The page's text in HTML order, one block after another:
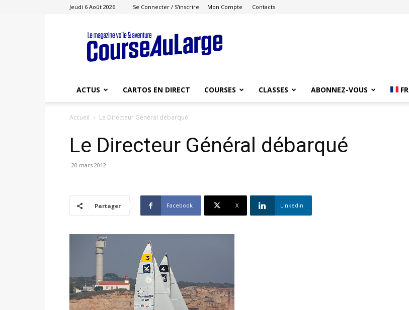
Jeudi 6 Août 2026 Se Connecter / S'inscrire Mon Compte Contacts
Course
au
Large
ACTUS CARTOS EN DIRECT COURSES CLASSES ABONNEZ-VOUS FR
Accueil Le Directeur Général débarqué
Le Directeur Général débarqué
20 mars 2012
Partager Facebook X Linkedin